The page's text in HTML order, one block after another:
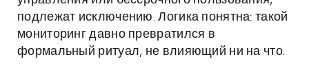
подлежат исключению. Логика понятна: такой
мониторинг давно превратился в
формальный ритуал, не влияющий ни на что.